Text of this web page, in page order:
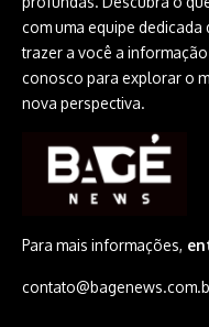
com uma equipe
trazer a você a
conosco para explorar o
nova perspectiva.
Para mais informações,